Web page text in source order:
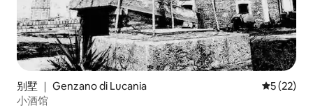
别墅 ｜ Genzano di Lucania 平均评分
5 (22)
小酒馆